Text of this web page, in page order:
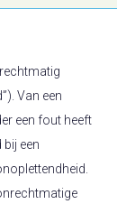
Van een
een fout heeft
een